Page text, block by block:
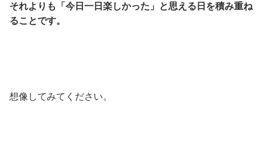
それよりも「今日一日楽しかった」と思える日を積み重ね
ることです。
想像してみてください。